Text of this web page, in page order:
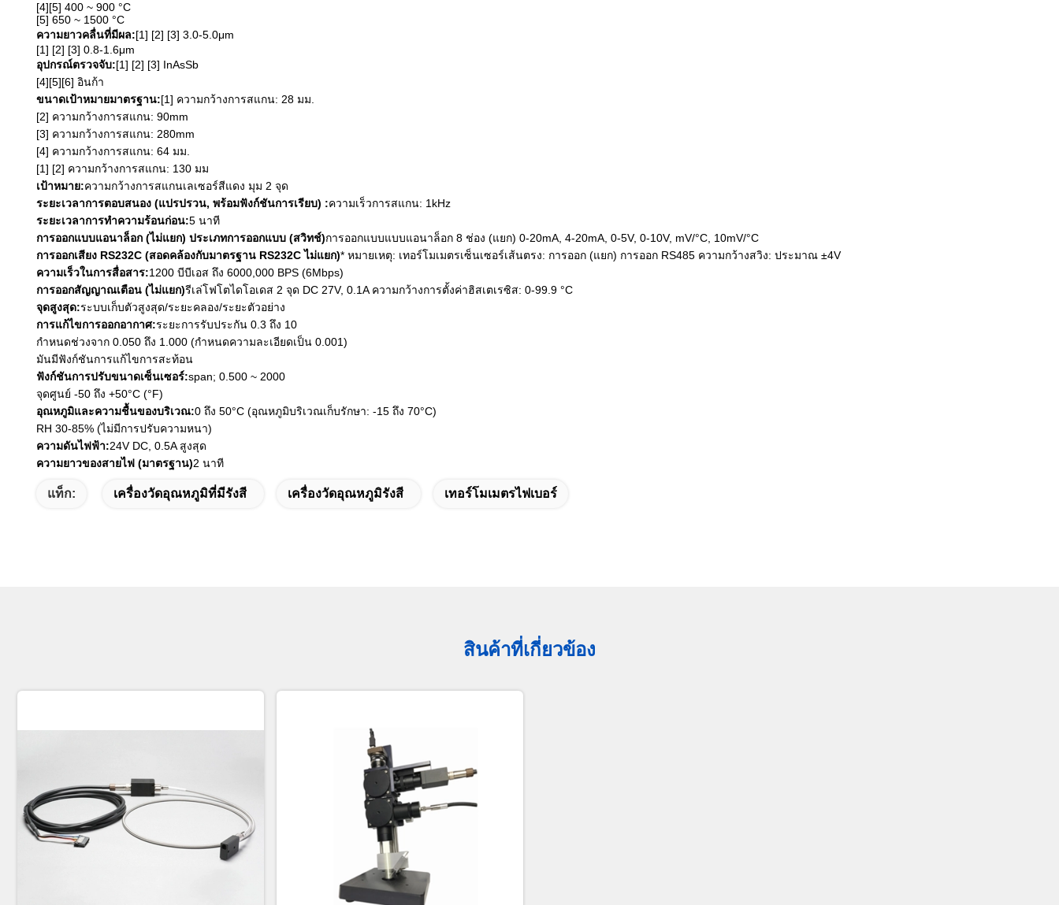
[4][5] 400 ~ 900 °C
[5] 650 ~ 1500 °C
ความยาวคลื่นที่มีผล:[1] [2] [3] 3.0-5.0μm
[1] [2] [3] 0.8-1.6μm
อุปกรณ์ตรวจจับ:[1] [2] [3] InAsSb
[4][5][6] อินก้า
ขนาดเป้าหมายมาตรฐาน:[1] ความกว้างการสแกน: 28 มม.
[2] ความกว้างการสแกน: 90mm
[3] ความกว้างการสแกน: 280mm
[4] ความกว้างการสแกน: 64 มม.
[1] [2] ความกว้างการสแกน: 130 มม
เป้าหมาย:ความกว้างการสแกนเลเซอร์สีแดง มุม 2 จุด
ระยะเวลาการตอบสนอง (แปรปรวน, พร้อมฟังก์ชันการเรียบ) :ความเร็วการสแกน: 1kHz
ระยะเวลาการทําความร้อนก่อน:5 นาที
การออกแบบแอนาล็อก (ไม่แยก) ประเภทการออกแบบ (สวิทช์)การออกแบบแบบแอนาล็อก 8 ช่อง (แยก) 0-20mA, 4-20mA, 0-5V, 0-10V, mV/°C, 10mV/°C
การออกเสียง RS232C (สอดคล้องกับมาตรฐาน RS232C ไม่แยก)* หมายเหตุ: เทอร์โมเมตรเซ็นเซอร์เส้นตรง: การออก (แยก) การออก RS485 ความกว้างสวิง: ประมาณ ±4V
ความเร็วในการสื่อสาร:1200 บีบีเอส ถึง 6000,000 BPS (6Mbps)
การออกสัญญาณเตือน (ไม่แยก)รีเล่โฟโตไดโอเดส 2 จุด DC 27V, 0.1A ความกว้างการตั้งค่าฮิสเตเรซิส: 0-99.9 °C
จุดสูงสุด:ระบบเก็บตัวสูงสุด/ระยะคลอง/ระยะตัวอย่าง
การแก้ไขการออกอากาศ:ระยะการรับประกัน 0.3 ถึง 10
กําหนดช่วงจาก 0.050 ถึง 1.000 (กําหนดความละเอียดเป็น 0.001)
มันมีฟังก์ชันการแก้ไขการสะท้อน
ฟังก์ชันการปรับขนาดเซ็นเซอร์:span; 0.500 ~ 2000
จุดศูนย์ -50 ถึง +50°C (°F)
อุณหภูมิและความชื้นของบริเวณ:0 ถึง 50°C (อุณหภูมิบริเวณเก็บรักษา: -15 ถึง 70°C)
RH 30-85% (ไม่มีการปรับความหนา)
ความดันไฟฟ้า:24V DC, 0.5A สูงสุด
ความยาวของสายไฟ (มาตรฐาน)2 นาที
แท็ก: เครื่องวัดอุณหภูมิที่มีรังสี เครื่องวัดอุณหภูมิรังสี เทอร์โมเมตรไฟเบอร์
สินค้าที่เกี่ยวข้อง